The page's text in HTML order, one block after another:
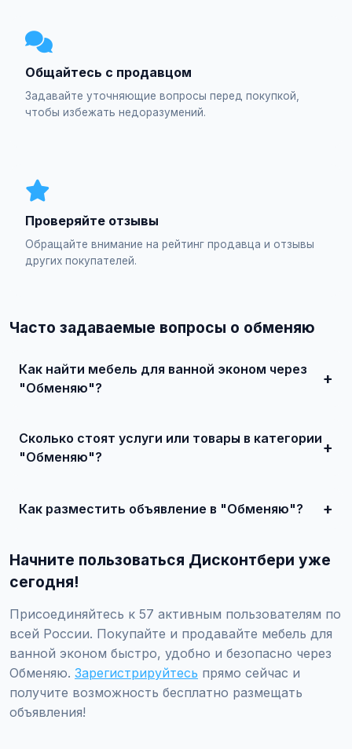
Общайтесь с продавцом
Задавайте уточняющие вопросы перед покупкой,
чтобы избежать недоразумений.
Проверяйте отзывы
Обращайте внимание на рейтинг продавца и отзывы
других покупателей.
Часто задаваемые вопросы о обменяю
Как найти мебель для ванной эконом через
"Обменяю"?
и договоритесь о сделке.
Сколько стоят услуги или товары в категории
"Обменяю"?
Как разместить объявление в "Обменяю"?
Мебель для ванной эконом / Обменяю", заполните
форму и опубликуйте. Первые объявления — бесплатно!
Начните пользоваться Дисконтбери уже
сегодня!
Присоединяйтесь к 57 активным пользователям по
всей России. Покупайте и продавайте мебель для
ванной эконом быстро, удобно и безопасно через
Обменяю. Зарегистрируйтесь прямо сейчас и
получите возможность бесплатно размещать
объявления!